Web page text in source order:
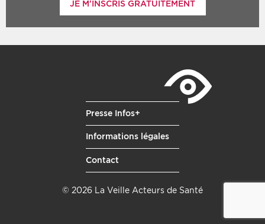
JE M'INSCRIS GRATUITEMENT
Presse Infos+
Informations légales
Contact
© 2026 La Veille Acteurs de Santé